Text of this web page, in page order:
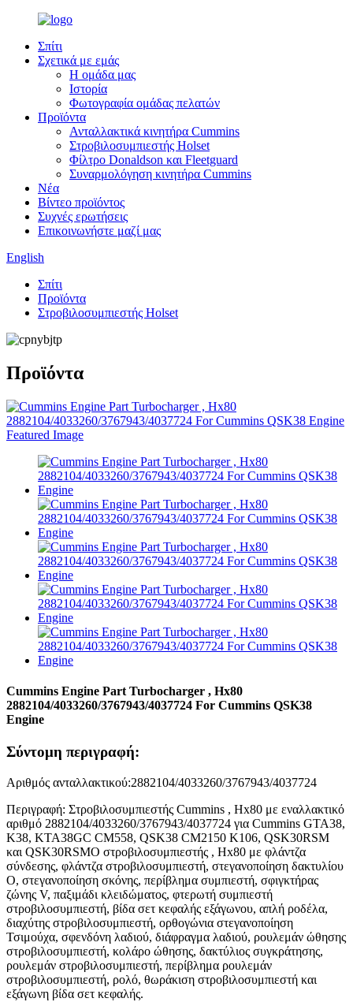
Σπίτι
Σχετικά με εμάς
Η ομάδα μας
Ιστορία
Φωτογραφία ομάδας πελατών
Προϊόντα
Ανταλλακτικά κινητήρα Cummins
Στροβιλοσυμπιεστής Holset
Φίλτρο Donaldson και Fleetguard
Συναρμολόγηση κινητήρα Cummins
Νέα
Βίντεο προϊόντος
Συχνές ερωτήσεις
Επικοινωνήστε μαζί μας
English
Σπίτι
Προϊόντα
Στροβιλοσυμπιεστής Holset
Προϊόντα
Cummins Engine Part Turbocharger , Hx80
2882104/4033260/3767943/4037724 For Cummins QSK38
Engine
Σύντομη περιγραφή:
Αριθμός ανταλλακτικού:2882104/4033260/3767943/4037724
Περιγραφή: Στροβιλοσυμπιεστής Cummins , Hx80 με εναλλακτικό
αριθμό 2882104/4033260/3767943/4037724 για Cummins GTA38,
K38, KTA38GC CM558, QSK38 CM2150 K106, QSK30RSM
και QSK30RSMΟ στροβιλοσυμπιεστής , Hx80 με φλάντζα
σύνδεσης, φλάντζα στροβιλοσυμπιεστή, στεγανοποίηση δακτυλίου
O, στεγανοποίηση σκόνης, περίβλημα συμπιεστή, σφιγκτήρας
ζώνης V, παξιμάδι κλειδώματος, φτερωτή συμπιεστή
στροβιλοσυμπιεστή, βίδα σετ κεφαλής εξάγωνου, απλή ροδέλα,
διαχύτης στροβιλοσυμπιεστή, ορθογώνια στεγανοποίηση
Τσιμούχα, σφενδόνη λαδιού, διάφραγμα λαδιού, ρουλεμάν ώθησης
στροβιλοσυμπιεστή, κολάρο ώθησης, δακτύλιος συγκράτησης,
ρουλεμάν στροβιλοσυμπιεστή, περίβλημα ρουλεμάν
στροβιλοσυμπιεστή, ρολό, θωράκιση στροβιλοσυμπιεστή και
εξάγωνη βίδα σετ κεφαλής.